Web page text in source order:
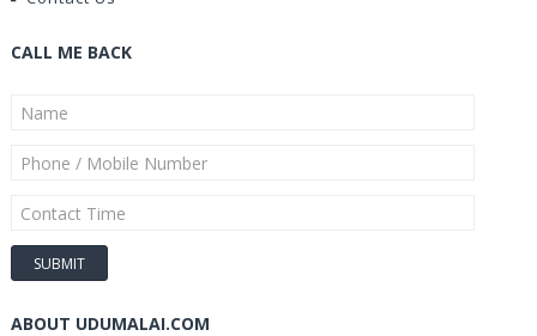
CALL ME BACK
ABOUT UDUMALAI.COM